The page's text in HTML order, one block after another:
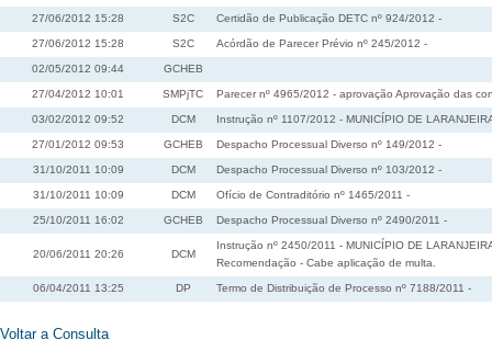
27/06/2012 15:28 S2C Certidão de Publicação DETC nº 924/2012 -
27/06/2012 15:28 S2C Acórdão de Parecer Prévio nº 245/2012 -
02/05/2012 09:44 GCHEB
27/04/2012 10:01 SMPjTC Parecer nº 4965/2012 - aprovação Aprovação das
03/02/2012 09:52 DCM Instrução nº 1107/2012 - MUNICÍPIO DE
27/01/2012 09:53 GCHEB Despacho Processual Diverso nº 149/2012 -
31/10/2011 10:09 DCM Despacho Processual Diverso nº 103/2012 -
31/10/2011 10:09 DCM Ofício de Contraditório nº 1465/2011 -
25/10/2011 16:02 GCHEB Despacho Processual Diverso nº 2490/2011 -
20/06/2011 20:26 DCM
Instrução nº 2450/2011 - MUNICÍPIO DE
Recomendação - Cabe aplicação de multa.
06/04/2011 13:25 DP Termo de Distribuição de Processo nº 7188/2011 -
Voltar a Consulta